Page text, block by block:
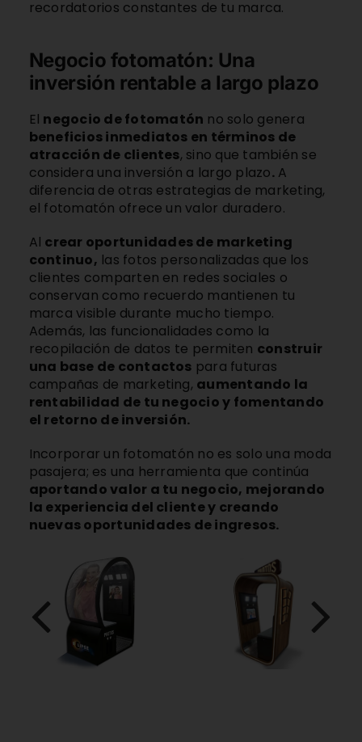
recordatorios constantes de tu marca.
Negocio fotomatón: Una
inversión rentable a largo plazo
El negocio de fotomatón no solo genera
beneficios inmediatos en términos de
atracción de clientes, sino que también se
considera una inversión a largo plazo.A
diferencia de otras estrategias de marketing,
el fotomatón ofrece un valor duradero.
Al crear oportunidades de marketing
continuo, las fotos personalizadas que los
clientes comparten en redes sociales o
conservan como recuerdo mantienen tu
marca visible durante mucho tiempo.
Además, las funcionalidades como la
recopilación de datos te permiten construir
una base de contactos para futuras
campañas de marketing, aumentando la
rentabilidad de tu negocio y fomentando
el retorno de inversión.
Incorporar un fotomatón no es solo una moda
pasajera; es una herramienta que continúa
aportando valor a tu negocio, mejorando
la experiencia del cliente y creando
nuevas oportunidades de ingresos.